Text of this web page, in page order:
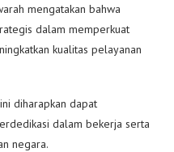
mengatakan bahwa
dalam memperkuat
kualitas pelayanan
diharapkan dapat
dalam bekerja serta
negara.